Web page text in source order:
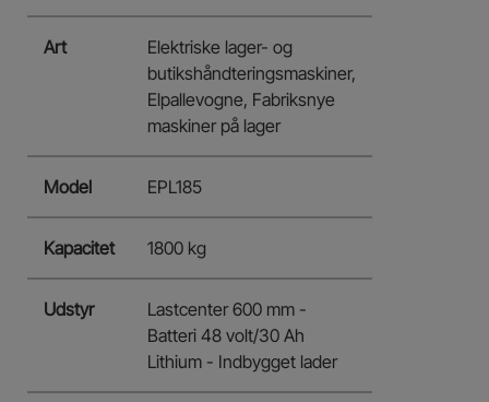
Art
Elektriske lager- og
butikshåndteringsmaskiner,
Elpallevogne, Fabriksnye
maskiner på lager
Model EPL185
Kapacitet 1800 kg
Udstyr
Lastcenter 600 mm -
Batteri 48 volt/30 Ah
Lithium - Indbygget lader